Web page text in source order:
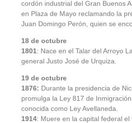
cordón industrial del Gran Buenos
en Plaza de Mayo reclamando la
Juan Domingo Perón, quien se
18 de octubre
1801: Nace en el Talar del Arroyo
general Justo José de Urquiza.
19 de octubre
1876: Durante la presidencia de
promulga la Ley 817 de Inmigración
conocida como Ley Avellaneda.
1914: Muere en la capital federal el